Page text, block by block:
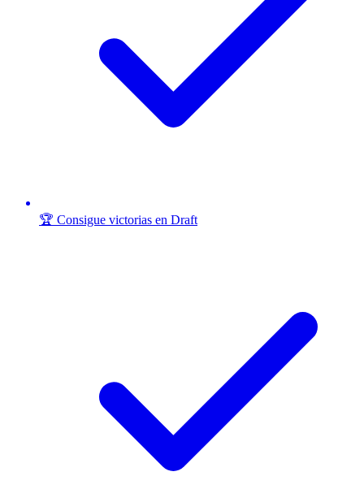
🏆 Consigue victorias en Draft